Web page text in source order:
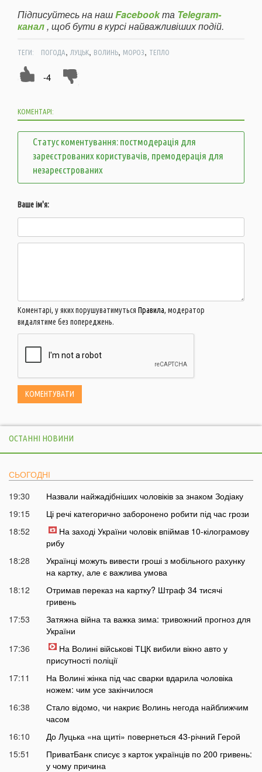
Підписуйтесь на нашFacebookта Telegram-
канал, щоб бути в курсі найважливіших подій.
ТЕГИ: ПОГОДА, ЛУЦЬК, ВОЛИНЬ, МОРОЗ, ТЕПЛО
-4
КОМЕНТАРІ:
Статус коментування: постмодерація для
зареєстрованих користувачів, премодерація для
незареєстрованих
Ваше ім'я:
Коментарі, у яких порушуватимуться Правила, модератор
видалятиме без попереджень.
ОСТАННІ НОВИНИ
СЬОГОДНІ
19:30
Назвали найжадібніших чоловіків за знаком Зодіаку
19:15
Ці речі категорично заборонено робити під час грози
18:52
На заході України чоловік впіймав 10-кілограмову
рибу
18:28
Українці можуть вивести гроші з мобільного рахунку
на картку, але є важлива умова
18:12
Отримав переказ на картку? Штраф 34 тисячі
гривень
17:53
Затяжна війна та важка зима: тривожний прогноз для
України
17:36
На Волині військові ТЦК вибили вікно авто у
присутності поліції
17:11
На Волині жінка під час сварки вдарила чоловіка
ножем: чим усе закінчилося
16:38
Стало відомо, чи накриє Волинь негода найближчим
часом
16:10
До Луцька «на щиті» повернеться 43-річний Герой
15:51
ПриватБанк списує з карток українців по 200 гривень:
у чому причина